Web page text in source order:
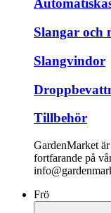
Slangar och
Slangvindor
Tillbehör
GardenMarket
fortfarande på
Frö